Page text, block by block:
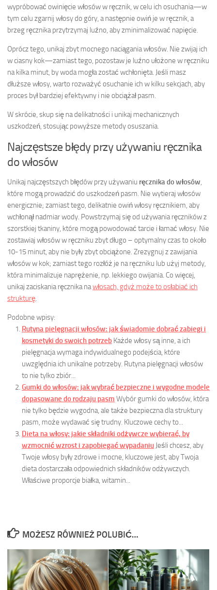
wypróbować owinięcie włosów w ręcznik, w celu ich osuchania—w
tym celu zgarnij włosy do góry, a następnie owiń je w ręcznik, a
brzeg ręcznika przytrzymaj luźno, aby zminimalizować napięcie.
Oprócz tego, unikaj zbyt mocnego naciągania włosów. Nie zwijaj ich
w ciasny kok—zamiast tego, pozostaw je luźno ułożone w ręczniku
na kilka minut, by woda mogła zostać wchłonięta. Jeśli masz
dłuższe włosy, warto rozważyć osuchanie ich w kilku sekcjach, aby
proces był bardziej efektywny i nie obciążał pasm.
W skrócie, skup się na delikatności i unikaj mechanicznych
uszkodzeń, stosując powyższe metody osuszania.
Najczęstsze błędy przy używaniu ręcznika
do włosów
Unikaj najczęstszych błędów przy używaniu ręcznika do włosów,
które mogą prowadzić do uszkodzeń pasm. Nie wytieraj włosów
energicznie; zamiast tego, delikatnie owiń włosy ręcznikiem, aby
wchłonął nadmiar wody. Powstrzymaj się od używania ręczników z
szorstkiej tkaniny, które mogą powodować tarcie i łamać włosy. Nie
zostawiaj włosów w ręczniku zbyt długo – optymalny czas to około
10-15 minut, aby nie były zbyt obciążone. Zrezygnuj z zawijania
włosów w kok; zamiast tego rozłóż je na ręczniku lub użyj metody,
która minimalizuje naprężenie, np. lekkiego owijania. Co więcej,
unikaj zaciskania ręcznika nawłosach, gdyż może to osłabiać ich
strukturę.
Podobne wpisy:
Rutyna pielęgnacji włosów: jak świadomie dobrać zabiegi i
kosmetyki do swoich potrzeb Każde włosy są inne, a ich
pielęgnacja wymaga indywidualnego podejścia, które
uwzględnia ich unikalne potrzeby. Rutyna pielęgnacji włosów
to nie tylko zbiór...
Gumki do włosów: jak wybrać bezpieczne i wygodne modele
dopasowane do rodzaju pasm Wybór gumki do włosów, która
nie tylko będzie wygodna, ale także bezpieczna dla struktury
pasm, może wydawać się trudny. Kluczowe cechy to...
Dieta na włosy: jakie składniki odżywcze wybierać, by
wzmocnić wzrost i zapobiegać wypadaniu Jeśli chcesz, aby
Twoje włosy były zdrowe i mocne, kluczowe jest, aby Twoja
dieta dostarczała odpowiednich składników odżywczych.
Właściwe proporcje białka, witamin...
MOŻESZ RÓWNIEŻ POLUBIĆ…